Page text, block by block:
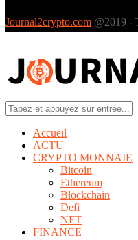
Journal2crypto.com @2019 -
Accueil
ACTU
CRYPTO MONNAIE
Bitcoin
Ethereum
Blockchain
Defi
NFT
FINANCE